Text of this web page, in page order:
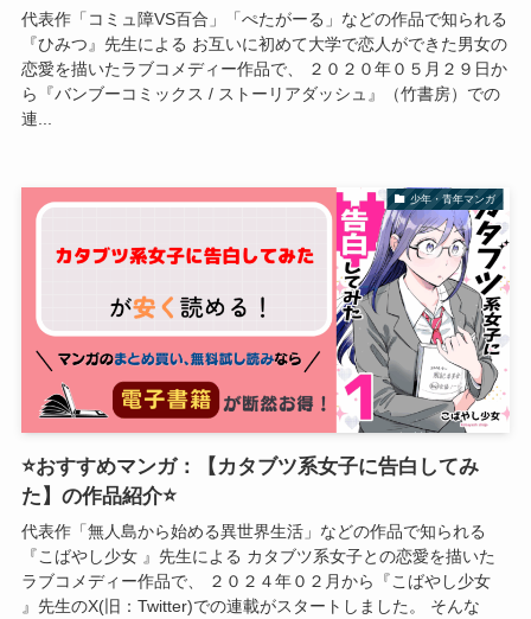
代表作「コミュ障VS百合」「ぺたがーる」などの作品で知られる
『ひみつ』先生による お互いに初めて大学で恋人ができた男女の
恋愛を描いたラブコメディー作品で、 ２０２０年０５月２９日か
ら『バンブーコミックス / ストーリアダッシュ』（竹書房）での
連...
少年・青年マンガ
⭐おすすめマンガ：【カタブツ系女子に告白してみ
た】の作品紹介⭐
代表作「無人島から始める異世界生活」などの作品で知られる
『こばやし少女 』先生による カタブツ系女子との恋愛を描いた
ラブコメディー作品で、 ２０２４年０２月から『こばやし少女
』先生のX(旧：Twitter)での連載がスタートしました。 そんな